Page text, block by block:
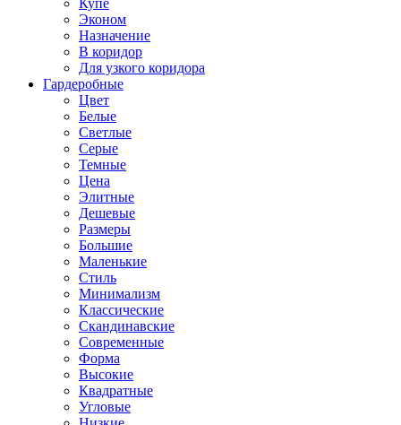
Купе
Эконом
Назначение
В коридор
Для узкого коридора
Гардеробные
Цвет
Белые
Светлые
Серые
Темные
Цена
Элитные
Дешевые
Размеры
Большие
Маленькие
Стиль
Минимализм
Классические
Скандинавские
Современные
Форма
Высокие
Квадратные
Угловые